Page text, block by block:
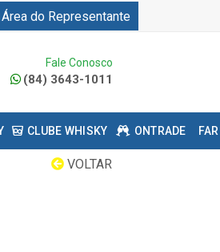
Área do Representante
Fale Conosco
(84) 3643-1011
CLUBE WHISKY ONTRADE
VOLTAR